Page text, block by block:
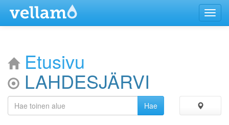
Menu
Etusivu
LAHDESJÄRVI